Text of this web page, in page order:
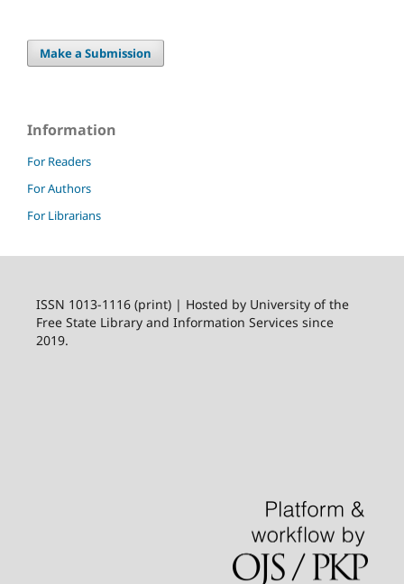
Make a Submission
Information
For Readers
For Authors
For Librarians
ISSN 1013-1116 (print) | Hosted by University of the
Free State Library and Information Services since
2019.